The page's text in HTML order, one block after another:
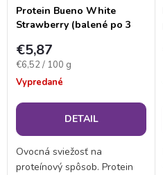
Protein Bueno White
Strawberry (balené po 3
€5,87
Jednotková
cena:
€6,52 / 100 g
Vypredané
DETAIL
Ovocná sviežosť na
proteínový spôsob. Protein